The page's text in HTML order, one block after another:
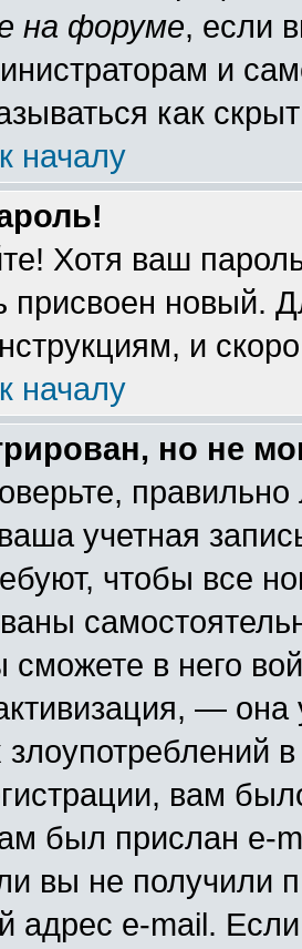
на форуме, если
и
как
началу
Хотя ваш
присвоен новый.
и
началу
но не
учетная
чтобы все
сможете в него
—
вам
был прислан e-
вы не получили
адрес e-mail.